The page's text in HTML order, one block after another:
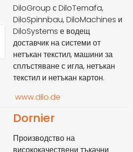
DiloGroup с DiloTemafa,
DiloSpinnbau, DiloMachines и
DiloSystems е водещ
доставчик на системи от
нетъкан текстил, машини за
сплъстяване с игла, нетъкан
текстил и нетъкан картон.
www.dilo.de
Dornier
Производство на